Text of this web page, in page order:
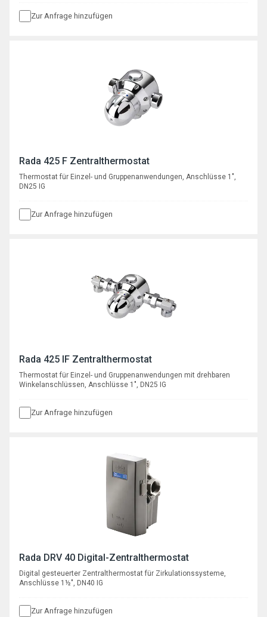
Zur Anfrage hinzufügen
Rada 425 F Zentralthermostat
Thermostat für Einzel- und Gruppenanwendungen, Anschlüsse 1",
DN25 IG
Zur Anfrage hinzufügen
Rada 425 IF Zentralthermostat
Thermostat für Einzel- und Gruppenanwendungen mit drehbaren
Winkelanschlüssen, Anschlüsse 1", DN25 IG
Zur Anfrage hinzufügen
Rada DRV 40 Digital-Zentralthermostat
Digital gesteuerter Zentralthermostat für Zirkulationssysteme,
Anschlüsse 1½", DN40 IG
Zur Anfrage hinzufügen